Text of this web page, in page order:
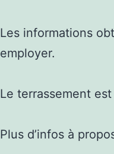
Les informations
employer.
Le terrassement
Plus d’infos à